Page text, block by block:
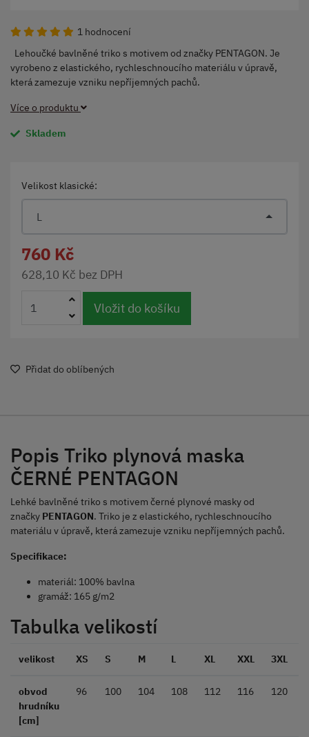
1 hodnocení
Lehoučké bavlněné triko s motivem od značky PENTAGON. Je
vyrobeno z elastického, rychleschnoucího materiálu v úpravě,
která zamezuje vzniku nepříjemných pachů.
Více o produktu
Skladem
Velikost klasické:
L
760 Kč
628,10 Kč bez DPH
Vložit do košíku
Přidat do oblíbených
Popis Triko plynová maska
ČERNÉ PENTAGON
Lehké bavlněné triko s motivem černé plynové masky od
značky PENTAGON. Triko je z elastického, rychleschnoucího
materiálu v úpravě, která zamezuje vzniku nepříjemných pachů.
Specifikace:
materiál: 100% bavlna
gramáž: 165 g/m2
Tabulka velikostí
velikost XS S M L XL XXL 3XL
obvod
hrudníku
[cm]
96 100 104 108 112 116 120